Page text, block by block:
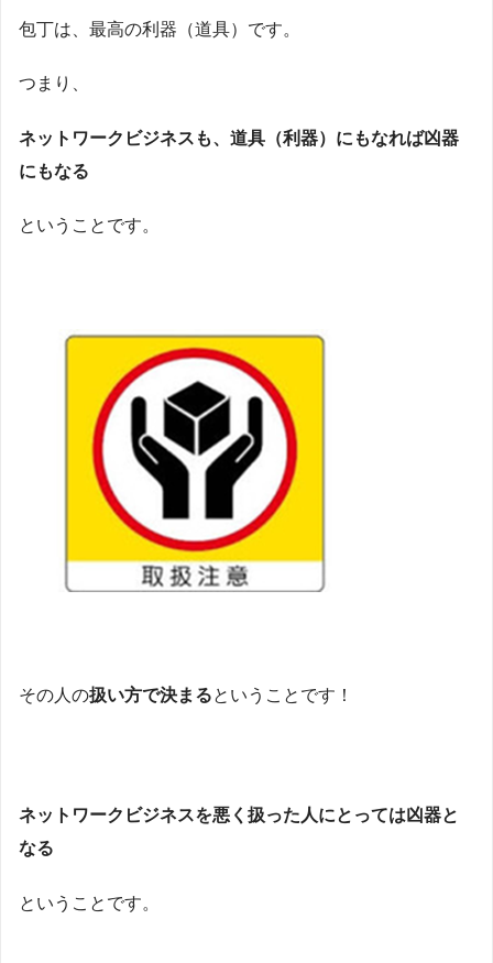
包丁は、最高の利器（道具）です。
つまり、
ネットワークビジネスも、道具（利器）にもなれば凶器
にもなる
ということです。
その人の扱い方で決まるということです！
ネットワークビジネスを悪く扱った人にとっては凶器と
なる
ということです。